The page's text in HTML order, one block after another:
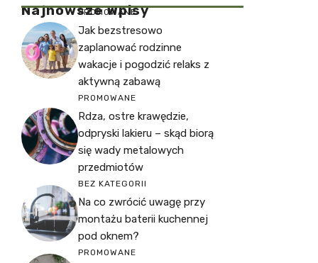
Najnowsze Wpisy
PROMOWANE
Jak bezstresowo
zaplanować rodzinne
wakacje i pogodzić relaks z
aktywną zabawą
PROMOWANE
Rdza, ostre krawędzie,
odpryski lakieru – skąd biorą
się wady metalowych
przedmiotów
BEZ KATEGORII
Na co zwrócić uwagę przy
montażu baterii kuchennej
pod oknem?
PROMOWANE